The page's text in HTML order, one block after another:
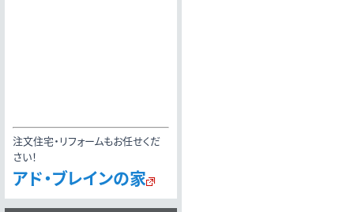
注文住宅・リフォームもお任せくだ
さい！
アド・ブレインの家